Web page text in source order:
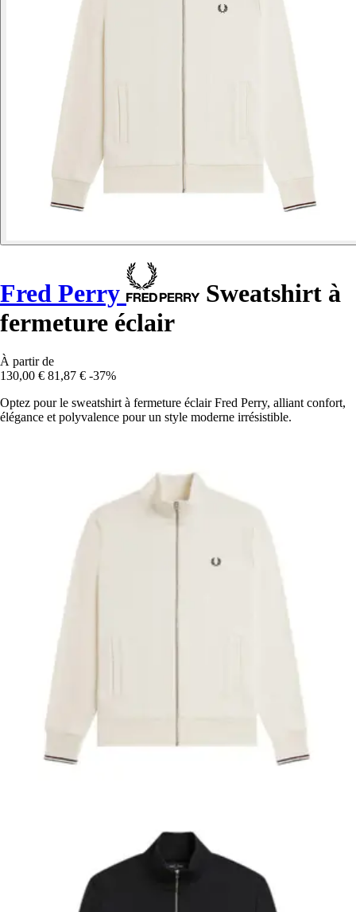
Fred Perry
Sweatshirt à
fermeture éclair
À partir de
130,00 € 81,87 € -37%
Optez pour le sweatshirt à fermeture éclair Fred Perry, alliant confort,
élégance et polyvalence pour un style moderne irrésistible.